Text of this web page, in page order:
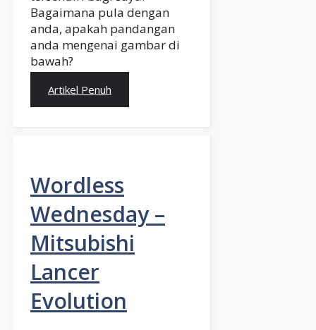
Bagaimana pula dengan
anda, apakah pandangan
anda mengenai gambar di
bawah?
Artikel Penuh
Wordless
Wednesday –
Mitsubishi
Lancer
Evolution